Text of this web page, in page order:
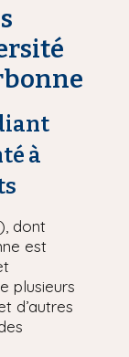
à
dont
est
plusieurs
d’autres